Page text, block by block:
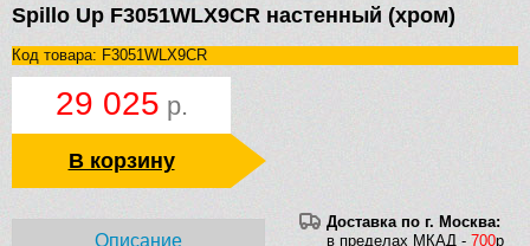
Spillo Up F3051WLX9CR настенный (хром)
Код товара: F3051WLX9CR
29 025 р.
В корзину
Доставка по г. Москва:
в пределах МКАД - 700р
Описание